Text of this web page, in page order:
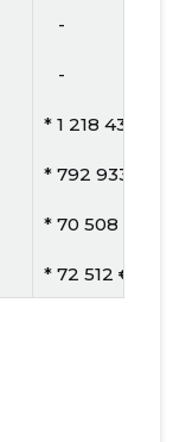
   -
   -
* 1 218 432 €
* 792 933 €
* 70 508 €
* 72 512 €